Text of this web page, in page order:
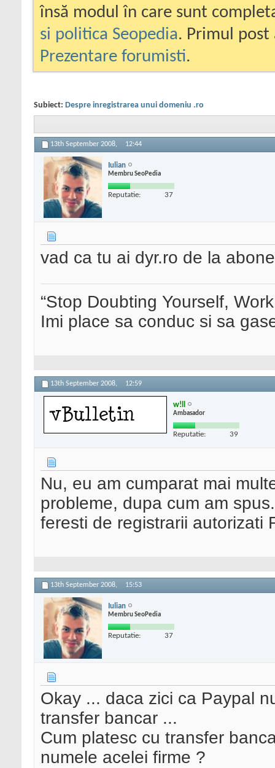
însă modul în care sunt
si politica Seopedia. Primul
Prezentare forumisti.
Subiect: Despre inregistrarea unui domeniu .ro
13th September 2008, 12:44
Iulian
Membru SeoPedia
Reputatie: 37
vad ca tu ai dyr.ro de la
“Stop Doubting Yourself,
Imi place sa conduc si sa
13th September 2008, 12:59
w!ll
Ambasador
Reputatie: 39
Nu, eu am cumparat mai
probleme, dupa cum am
feresti de registrarii autorizati
13th September 2008, 15:53
Iulian
Membru SeoPedia
Reputatie: 37
Okay ... daca zici ca Paypal
transfer bancar ...
Cum platesc cu transfer
numele acelei firme ?